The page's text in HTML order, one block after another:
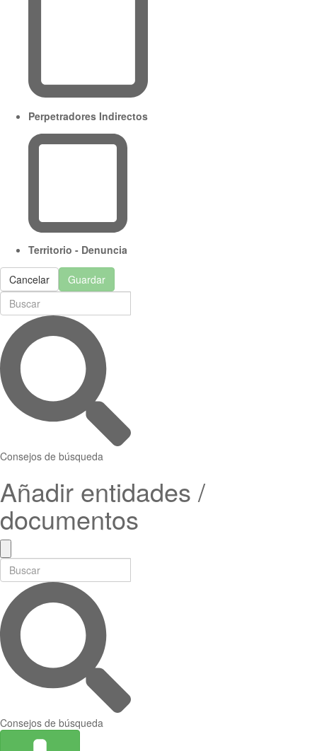
Perpetradores Indirectos
Territorio - Denuncia
Cancelar Guardar
Consejos de búsqueda
Añadir entidades /
documentos
Consejos de búsqueda